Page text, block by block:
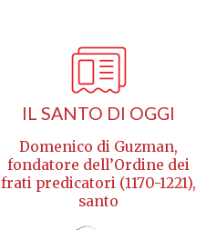
IL SANTO DI OGGI
Domenico di Guzman,
fondatore dell’Ordine dei
frati predicatori (1170-1221),
santo